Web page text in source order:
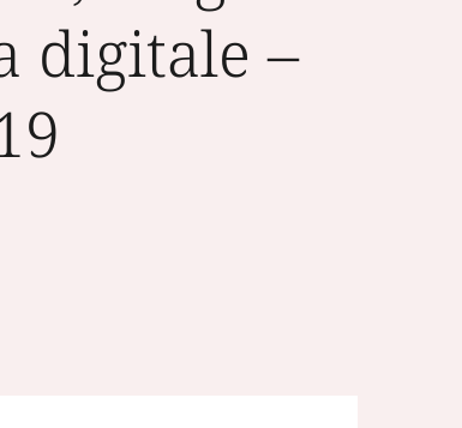
digitale –